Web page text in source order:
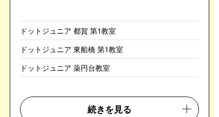
ドットジュニア 都賀 第1教室
ドットジュニア 東船橋 第1教室
ドットジュニア 薬円台教室
続きを見る